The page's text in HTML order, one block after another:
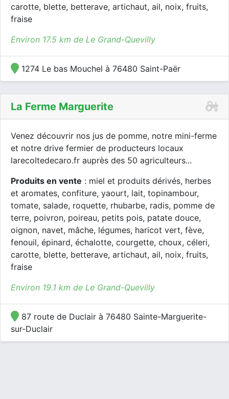
carotte, blette, betterave, artichaut, ail, noix, fruits,
fraise
Environ 17.5 km de Le Grand-Quevilly
1274 Le bas Mouchel à 76480 Saint-Paër
La Ferme Marguerite
Venez découvrir nos jus de pomme, notre mini-ferme
et notre drive fermier de producteurs locaux
larecoltedecaro.fr auprès des 50 agriculteurs...
Produits en vente : miel et produits dérivés, herbes
et aromates, confiture, yaourt, lait, topinambour,
tomate, salade, roquette, rhubarbe, radis, pomme de
terre, poivron, poireau, petits pois, patate douce,
oignon, navet, mâche, légumes, haricot vert, fève,
fenouil, épinard, échalotte, courgette, choux, céleri,
carotte, blette, betterave, artichaut, ail, noix, fruits,
fraise
Environ 19.1 km de Le Grand-Quevilly
87 route de Duclair à 76480 Sainte-Marguerite-
sur-Duclair